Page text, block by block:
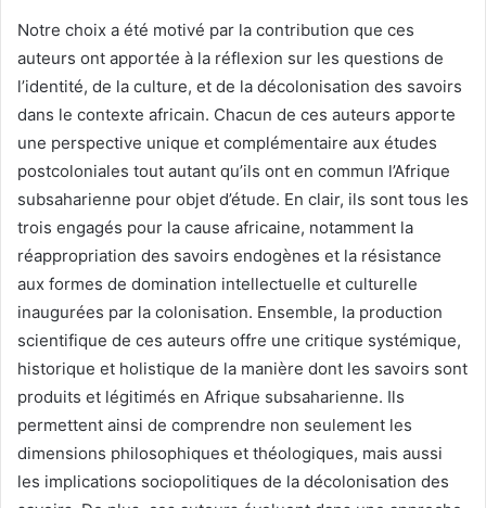
Notre choix a été motivé par la contribution que ces
auteurs ont apportée à la réflexion sur les questions de
l’identité, de la culture, et de la décolonisation des savoirs
dans le contexte africain. Chacun de ces auteurs apporte
une perspective unique et complémentaire aux études
postcoloniales tout autant qu’ils ont en commun l’Afrique
subsaharienne pour objet d’étude. En clair, ils sont tous les
trois engagés pour la cause africaine, notamment la
réappropriation des savoirs endogènes et la résistance
aux formes de domination intellectuelle et culturelle
inaugurées par la colonisation. Ensemble, la production
scientifique de ces auteurs offre une critique systémique,
historique et holistique de la manière dont les savoirs sont
produits et légitimés en Afrique subsaharienne. Ils
permettent ainsi de comprendre non seulement les
dimensions philosophiques et théologiques, mais aussi
les implications sociopolitiques de la décolonisation des